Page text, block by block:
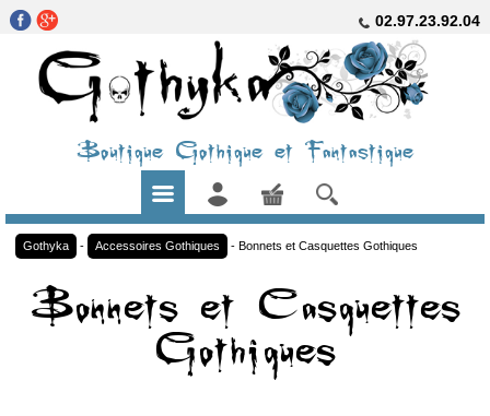
02.97.23.92.04
Boutique Gothique et Fantastique
Gothyka - Accessoires Gothiques - Bonnets et Casquettes Gothiques
Bonnets et Casquettes
Gothiques